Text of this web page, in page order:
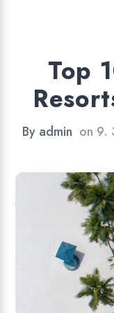
Top
By admin on 9.